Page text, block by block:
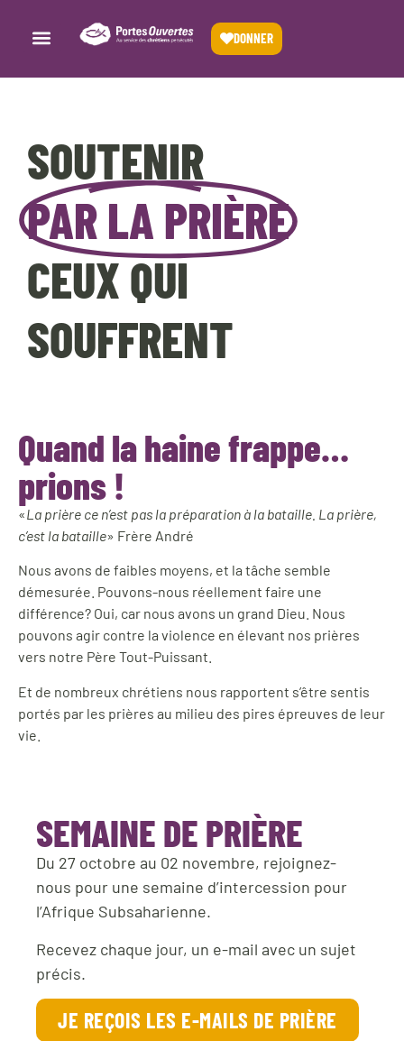
DONNER
SOUTENIR
PAR LA PRIÈRE
CEUX QUI
SOUFFRENT
Quand la haine frappe…
prions !
«La prière ce n’est pas la préparation à la bataille. La prière,
c’est la bataille» Frère André
Nous avons de faibles moyens, et la tâche semble
démesurée. Pouvons-nous réellement faire une
différence? Oui, car nous avons un grand Dieu. Nous
pouvons agir contre la violence en élevant nos prières
vers notre Père Tout-Puissant.
Et de nombreux chrétiens nous rapportent s’être sentis
portés par les prières au milieu des pires épreuves de leur
vie.
SEMAINE DE PRIÈRE
Du 27 octobre au 02 novembre, rejoignez-
nous pour une semaine d’intercession pour
l’Afrique Subsaharienne.
Recevez chaque jour, un e-mail avec un sujet
précis.
JE REÇOIS LES E-MAILS DE PRIÈRE